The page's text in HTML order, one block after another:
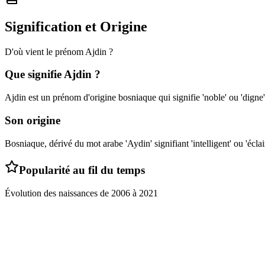
Signification et Origine
D'où vient le prénom Ajdin ?
Que signifieAjdin ?
Ajdin est un prénom d'origine bosniaque qui signifie 'noble' ou
Son origine
Bosniaque, dérivé du mot arabe 'Aydin' signifiant 'intelligent' ou
Popularité au fil du temps
Évolution des naissances de 2006 à 2021